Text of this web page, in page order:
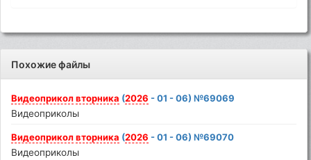
Похожие файлы
Видеоприкол вторника (2026 - 01 - 06) №69069
Видеоприколы
Видеоприкол вторника (2026 - 01 - 06) №69070
Видеоприколы